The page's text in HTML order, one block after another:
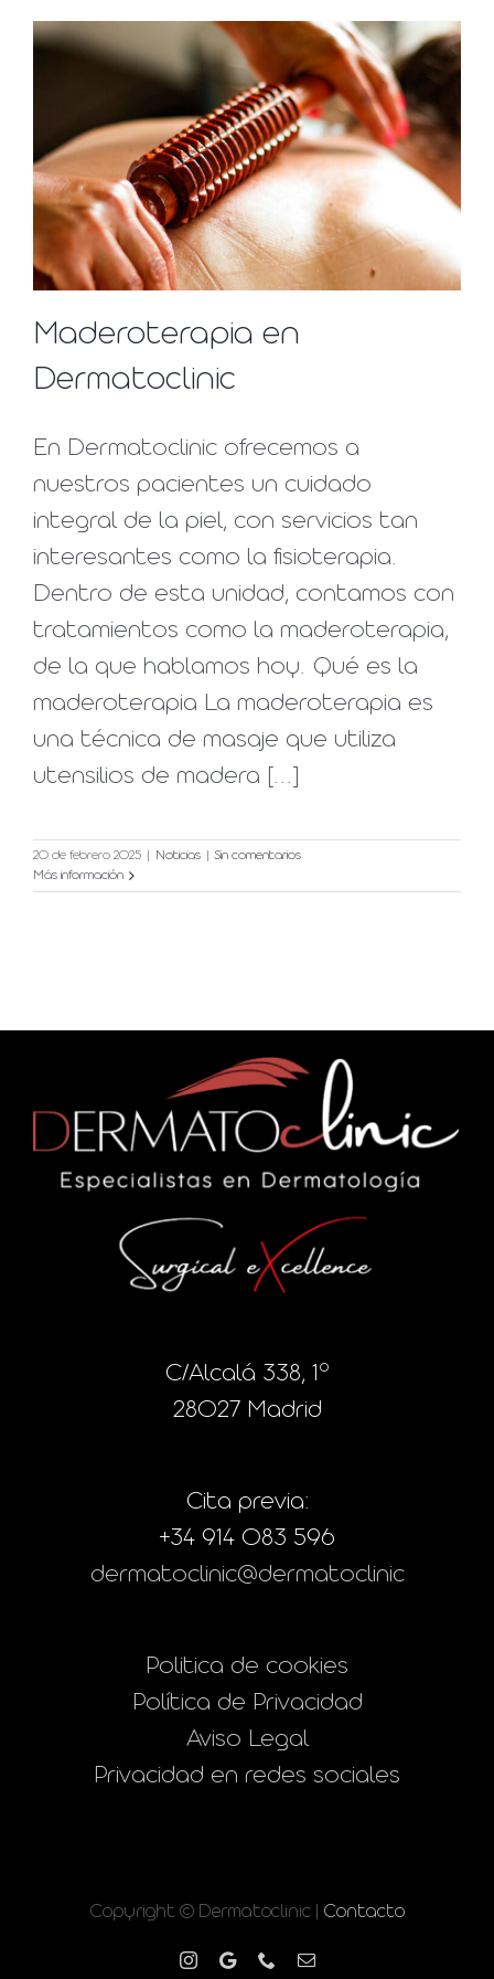
Maderoterapia en
Dermatoclinic
En Dermatoclinic ofrecemos a
nuestros pacientes un cuidado
integral de la piel, con servicios tan
interesantes como la fisioterapia.
Dentro de esta unidad, contamos con
tratamientos como la maderoterapia,
de la que hablamos hoy. Qué es la
maderoterapia La maderoterapia es
una técnica de masaje que utiliza
utensilios de madera [...]
20 de febrero 2025 Noticias
Sin comentarios
Más información
C/Alcalá 338, 1º
28027 Madrid
Cita previa:
+34 914 083 596
dermatoclinic@dermatoclinic
Politica de cookies
Política de Privacidad
Aviso Legal
Privacidad en redes sociales
Copyright © Dermatoclinic | Contacto
Instagram
Google PhoneCorreo